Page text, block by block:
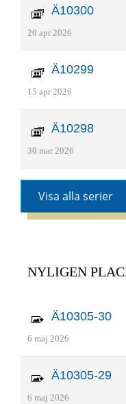
Ä10300
20 apr 2026
Ä10299
15 apr 2026
Ä10298
30 mar 2026
Visa alla serier
NYLIGEN
Ä10305-30
6 maj 2026
Ä10305-29
6 maj 2026